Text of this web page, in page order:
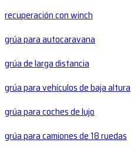
recuperación con winch
grúa para autocaravana
grúa de larga distancia
grúa para vehículos de baja altura
grúa para coches de lujo
grúa para camiones de 18 ruedas